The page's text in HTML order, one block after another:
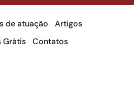
de atuação
Artigos
Grátis
Contatos